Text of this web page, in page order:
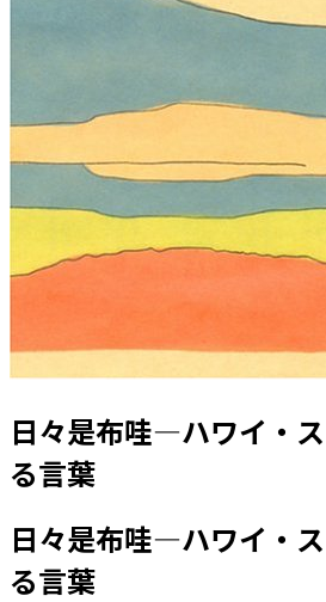
日々是布哇―ハワイ・
る言葉
日々是布哇―ハワイ・
る言葉